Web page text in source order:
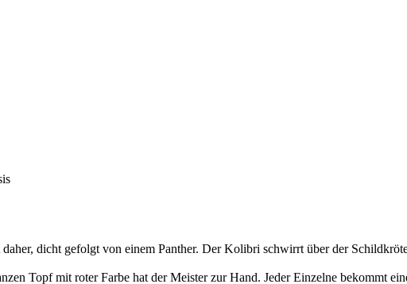
dicht gefolgt von einem Panther. Der Kolibri schwirrt über der
Topf mit roter Farbe hat der Meister zur Hand. Jeder Einzelne bekommt